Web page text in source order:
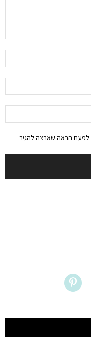
לפעם הבאה שארצה להגיב